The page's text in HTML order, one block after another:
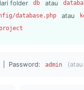
folder db atau
database.php atau
| Password: admin